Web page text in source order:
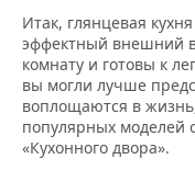
Итак, глянцевая
эффектный внешний
комнату и готовы к
вы могли лучше
воплощаются в
популярных моделей
«Кухонного двора».